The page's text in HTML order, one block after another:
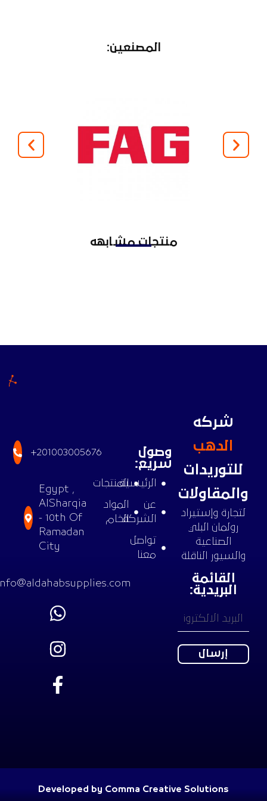
المصنعين:
منتجات مشابهه
شركه
الدهب
للتوريدات
والمقاولات
لتجارة وإستيراد
رولمان البلي
الصناعية
والسيور الناقلة
القائمة
البريدية:
وصول
سريع:
الرئيسية
الشركة
تواصل
معنا
المنتجات
المواد
الخام
+201003005676
Egypt ,
AlSharqia
- 10th Of
Ramadan
City
info@aldahabsupplies.com
Developed by Comma Creative Solutions